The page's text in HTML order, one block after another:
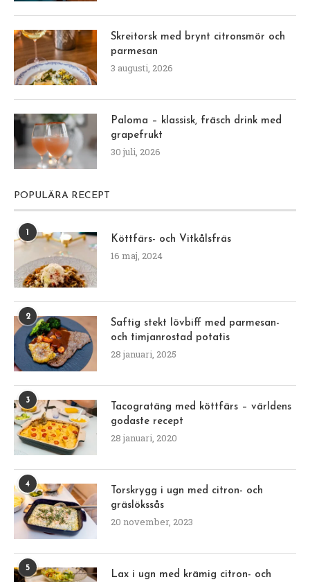
Skreitorsk med brynt citronsmör och
parmesan
3 augusti, 2026
Paloma – klassisk, fräsch drink med
grapefrukt
30 juli, 2026
POPULÄRA RECEPT
Köttfärs- och Vitkålsfräs
16 maj, 2024
2
Saftig stekt lövbiff med parmesan-
och timjanrostad potatis
28 januari, 2025
3
Tacogratäng med köttfärs – världens
godaste recept
28 januari, 2020
4
Torskrygg i ugn med citron- och
gräslökssås
20 november, 2023
5
Lax i ugn med krämig citron- och